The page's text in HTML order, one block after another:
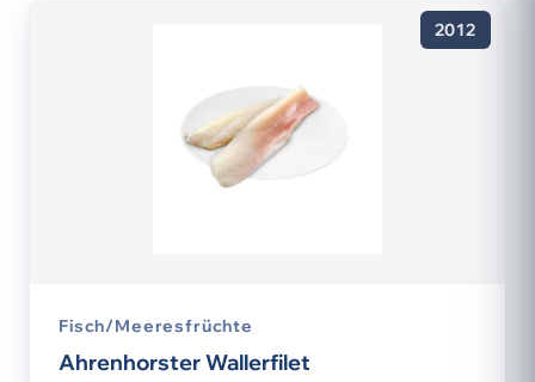
2012
Fisch/Meeresfrüchte
Ahrenhorster Wallerfilet